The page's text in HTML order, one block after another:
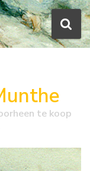
te koop